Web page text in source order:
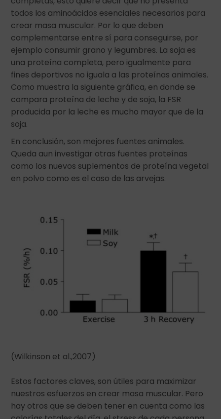
todos los aminoácidos esenciales necesarios para
crear masa muscular. Por lo que deben
complementarse entre sí para conseguirse, por
ejemplo consumir grano y legumbres. La soja es
una proteína completa, pero igualmente para
fines deportivos no iguala a las proteínas animales.
Como muestra la siguiente gráfica, en donde se
compara proteína de leche y de soja, la FSR
producida por la leche es mucho mayor que de la
soja.
En conclusión, son mejores fuentes animales.
Queda aun investigar otras fuentes proteínas
como los nuevos suplementos de proteína vegetal
en polvo como es el caso de las arvejas.
(Wilkinson et al.,2007)
Estos factores claves, son útiles para maximizar
nuestros esfuerzos en crear masa muscular. Pero
hay otros que se deben tener en cuenta como las